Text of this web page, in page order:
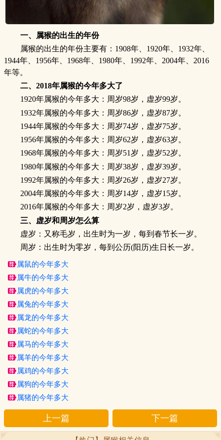
一、属猴的出生的年份
属猴的出生的年份主要有：1908年、1920年、1932年、
1944年、1956年、1968年、1980年、1992年、2004年、2016
年等。
二、2018年属猴的今年多大了
1920年属猴的今年多大：周岁98岁，虚岁99岁。
1932年属猴的今年多大：周岁86岁，虚岁87岁。
1944年属猴的今年多大：周岁74岁，虚岁75岁。
1956年属猴的今年多大：周岁62岁，虚岁63岁。
1968年属猴的今年多大：周岁51岁，虚岁52岁。
1980年属猴的今年多大：周岁38岁，虚岁39岁。
1992年属猴的今年多大：周岁26岁，虚岁27岁。
2004年属猴的今年多大：周岁14岁，虚岁15岁。
2016年属猴的今年多大：周岁2岁，虚岁3岁。
三、虚岁和周岁怎么算
虚岁：又称毛岁，出生时为一岁，每到春节长一岁。
周岁：出生时为零岁，每到公历(阳历)生日长一岁。
属鼠的今年多大
属牛的今年多大
属虎的今年多大
属兔的今年多大
属龙的今年多大
属蛇的今年多大
属马的今年多大
属羊的今年多大
属鸡的今年多大
属狗的今年多大
属猪的今年多大
上一篇 下一篇